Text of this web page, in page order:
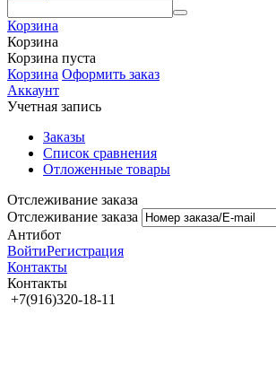
Корзина
Корзина
Корзина пуста
Корзина Оформить заказ
Аккаунт
Учетная запись
Заказы
Список сравнения
Отложенные товары
Отслеживание заказа
Отслеживание заказа
Антибот
ВойтиРегистрация
Контакты
Контакты
+7(916)320-18-11